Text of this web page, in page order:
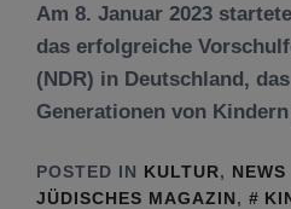
Am 8. Januar 2023
das erfolgreiche
(NDR) in Deutschland,
Generationen von
POSTED IN KULTUR, NEWS
JÜDISCHES MAGAZIN,